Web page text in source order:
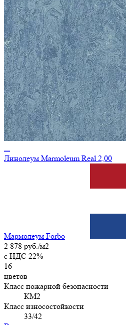
...
Линолеум Marmoleum Real 2,00
Мармолеум Forbo
2 878 руб./м2
c НДС 22%
16
цветов
Класс пожарной безопасности
КМ2
Класс износостойкости
33/42